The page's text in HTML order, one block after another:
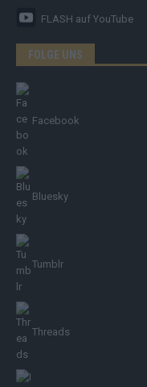
FLASH auf YouTube
FOLGE UNS
Facebook
Bluesky
Tumblr
Threads